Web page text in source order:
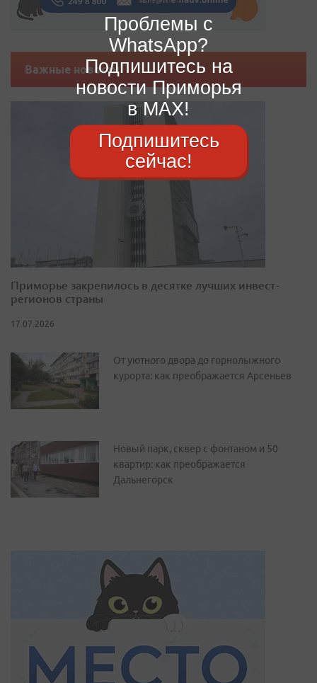
Важные новости
Приморье закрепилось в десятке лучших инвест-
регионов страны
17.07.2026
От уютного двора до горнолыжного
курорта: как преображается Арсеньев
Новый парк, сквер с фонтаном и 50
квартир: как преображается
Дальнегорск
Проблемы с
WhatsApp?
Подпишитесь на
новости Приморья
в MAX!
Подпишитесь
сейчас!